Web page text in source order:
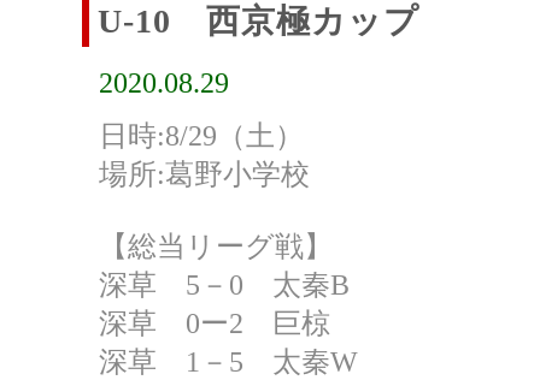
U-10 西京極カップ
2020.08.29
日時:8/29（土）
場所:葛野小学校
【総当リーグ戦】
深草 5－0 太秦B
深草 0ー2 巨椋
深草 1－5 太秦W